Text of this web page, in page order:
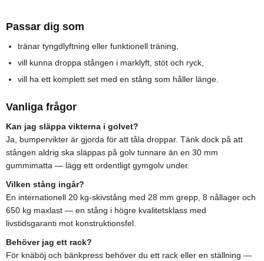
Passar dig som
tränar tyngdlyftning eller funktionell träning,
vill kunna droppa stången i marklyft, stöt och ryck,
vill ha ett komplett set med en stång som håller länge.
Vanliga frågor
Kan jag släppa vikterna i golvet?
Ja, bumpervikter är gjorda för att tåla droppar. Tänk dock på att
stången aldrig ska släppas på golv tunnare än en 30 mm
gummimatta — lägg ett ordentligt gymgolv under.
Vilken stång ingår?
En internationell 20 kg-skivstång med 28 mm grepp, 8 nållager och
650 kg maxlast — en stång i högre kvalitetsklass med
livstidsgaranti mot konstruktionsfel.
Behöver jag ett rack?
För knäböj och bänkpress behöver du ett rack eller en ställning —